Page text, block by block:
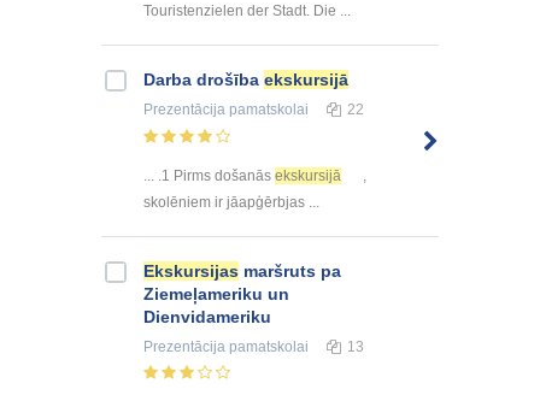
Touristenzielen der Stadt. Die ...
Darba drošība ekskursijā
Prezentācija pamatskolai 22
... .1 Pirms došanās ekskursijā
skolēniem ir jāapģērbjas ...
Ekskursijas maršruts pa
Ziemeļameriku un
Dienvidameriku
Prezentācija pamatskolai 13